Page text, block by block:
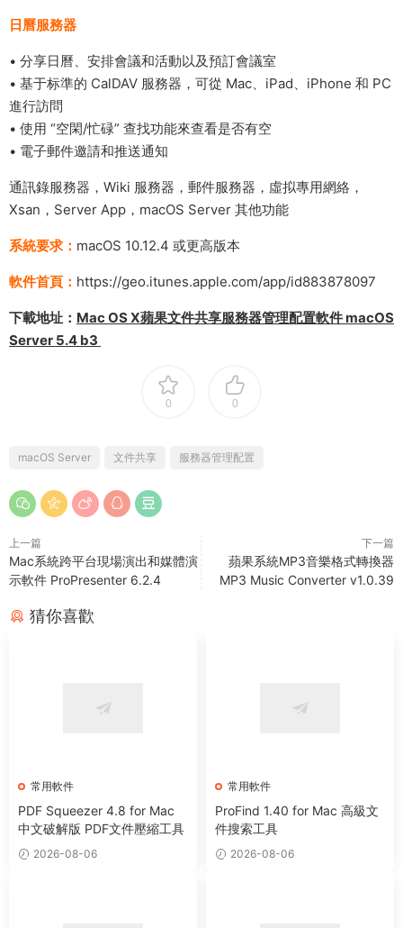
日曆服務器
• 分享日曆、安排會議和活動以及預訂會議室
• 基于标準的 CalDAV 服務器，可從 Mac、iPad、iPhone 和 PC
進行訪問
• 使用 “空閑/忙碌” 查找功能來查看是否有空
• 電子郵件邀請和推送通知
通訊錄服務器，Wiki 服務器，郵件服務器，虛拟專用網絡，
Xsan，Server App，macOS Server 其他功能
系統要求： macOS 10.12.4 或更高版本
軟件首頁： https://geo.itunes.apple.com/app/id883878097
下載地址： Mac OS X蘋果文件共享服務器管理配置軟件 macOS
Server 5.4 b3
0 0
macOS Server 文件共享 服務器管理配置
上一篇
Mac系統跨平台現場演出和媒體演
示軟件 ProPresenter 6.2.4
下一篇
蘋果系統MP3音樂格式轉換器
MP3 Music Converter v1.0.39
猜你喜歡
常用軟件
PDF Squeezer 4.8 for Mac
中文破解版 PDF文件壓縮工具
2026-08-06
常用軟件
ProFind 1.40 for Mac 高級文
件搜索工具
2026-08-06